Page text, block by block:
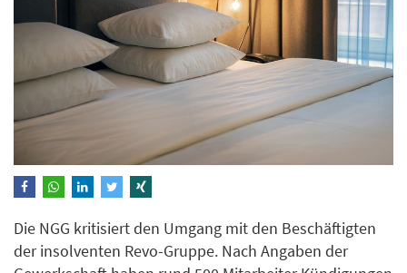
Die NGG kritisiert den Umgang mit den Beschäftigten
der insolventen Revo-Gruppe. Nach Angaben der